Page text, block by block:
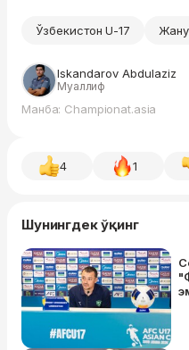
Ўзбекистон U-17
Iskandarov Abdulaziz
Муаллиф
Манба: Championat.asia
4 1
Шунингдек ўқинг